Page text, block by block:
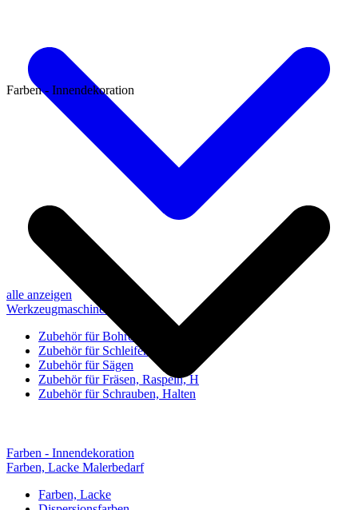
alle anzeigen
Werkzeugmaschinen-Zubehör
Zubehör für Bohren, Bohrhilfen
Zubehör für Schleifen, Poliere
Zubehör für Sägen
Zubehör für Fräsen, Raspeln, H
Zubehör für Schrauben, Halten
Farben - Innendekoration
Farben - Innendekoration
Farben, Lacke Malerbedarf
Farben, Lacke